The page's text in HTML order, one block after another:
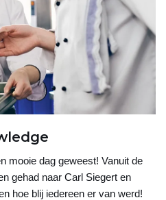
mooie dag geweest! Vanuit de
gehad naar Carl Siegert en
hoe blij iedereen er van werd!